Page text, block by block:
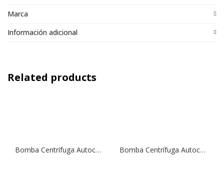
Marca
Información adicional
Related products
Bomba Centrífuga Autocebante NGX 6/18 | 2,0 HP | 380 V. Bomba Centrífuga Autocebante Tipo Jet NGLM 3/13 | 1,0 HP | 220 V.